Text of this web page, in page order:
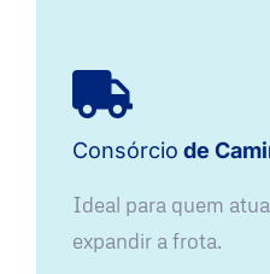
Consórcio de
Ideal para quem
expandir a frota.